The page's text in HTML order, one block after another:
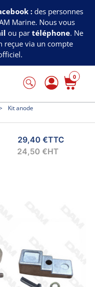
: des personnes
Marine. Nous vous
ou par téléphone. Ne
reçue via un compte
0
Kit anode
29,40 €TTC
24,50 €HT